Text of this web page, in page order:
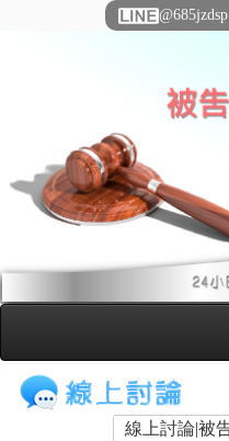
@685jzdsp